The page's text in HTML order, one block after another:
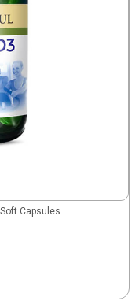
Capsules